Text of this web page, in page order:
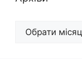
Архіви